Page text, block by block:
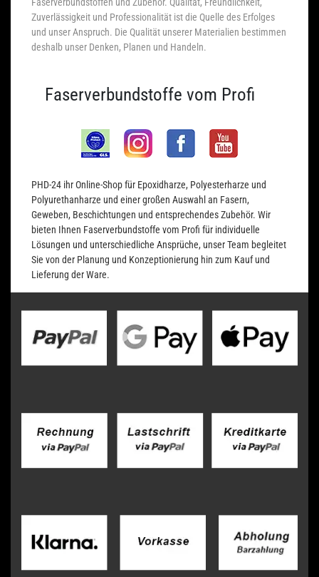
Zuverlässigkeit und Professionalität ist die Quelle des Erfolges
und unser Anspruch. Die Qualität unserer Materialien bestimmen
deshalb unser Denken, Planen und Handeln.
Faserverbundstoffe vom Profi
PHD-24 ihr Online-Shop für Epoxidharze, Polyesterharze und
Polyurethanharze und einer großen Auswahl an Fasern,
Geweben, Beschichtungen und entsprechendes Zubehör. Wir
bieten Ihnen Faserverbundstoffe vom Profi für individuelle
Lösungen und unterschiedliche Ansprüche, unser Team begleitet
Sie von der Planung und Konzeptionierung hin zum Kauf und
Lieferung der Ware.